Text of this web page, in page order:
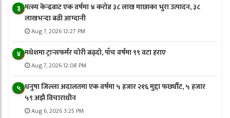
३ मत्स्य केन्द्रबाट एक वर्षमा ४ करोड ३८ लाख माछाका भुरा उत्पादन, ३८
लाखभन्दा बढी आम्दानी
Aug 7, 2026 12:27 PM
४ मधेशमा ट्रान्सफर्मर चोरी बढ्दो, पाँच वर्षमा ९९ वटा हराए
Aug 7, 2026 12:08 PM
५ धनुषा जिल्ला अदालतमा एक वर्षमा ५ हजार २१६ मुद्दा फर्छ्यौट, ५ हजार
५९ अझै विचाराधीन
Aug 6, 2026 3:25 PM